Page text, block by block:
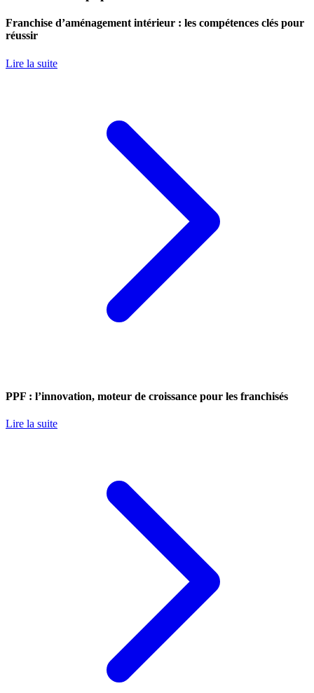
Franchise d’aménagement intérieur : les compétences clés pour
réussir
Lire la suite
PPF : l’innovation, moteur de croissance pour les franchisés
Lire la suite